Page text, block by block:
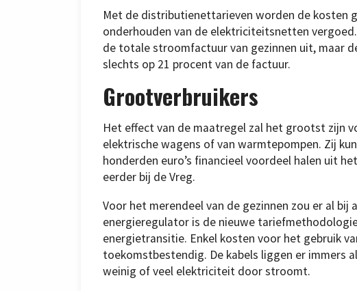
Met de distributienettarieven worden de kosten
onderhouden van de elektriciteitsnetten
de totale stroomfactuur van gezinnen uit, maar
slechts op 21 procent van de factuur.
Grootverbruikers
Het effect van de maatregel zal het grootst zijn
elektrische wagens of van warmtepompen. Zij
honderden euro’s financieel voordeel halen uit
eerder bij de Vreg.
Voor het merendeel van de gezinnen zou er al bij
energieregulator is de nieuwe
energietransitie. Enkel kosten voor het gebruik
toekomstbestendig. De kabels liggen er immers
weinig of veel elektriciteit door stroomt.